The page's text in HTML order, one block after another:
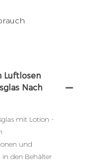
Luftlosen
Nach
mit Lotion -
und
in den Behälter